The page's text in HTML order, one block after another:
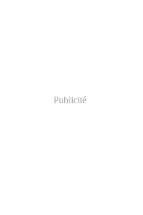
Publicité